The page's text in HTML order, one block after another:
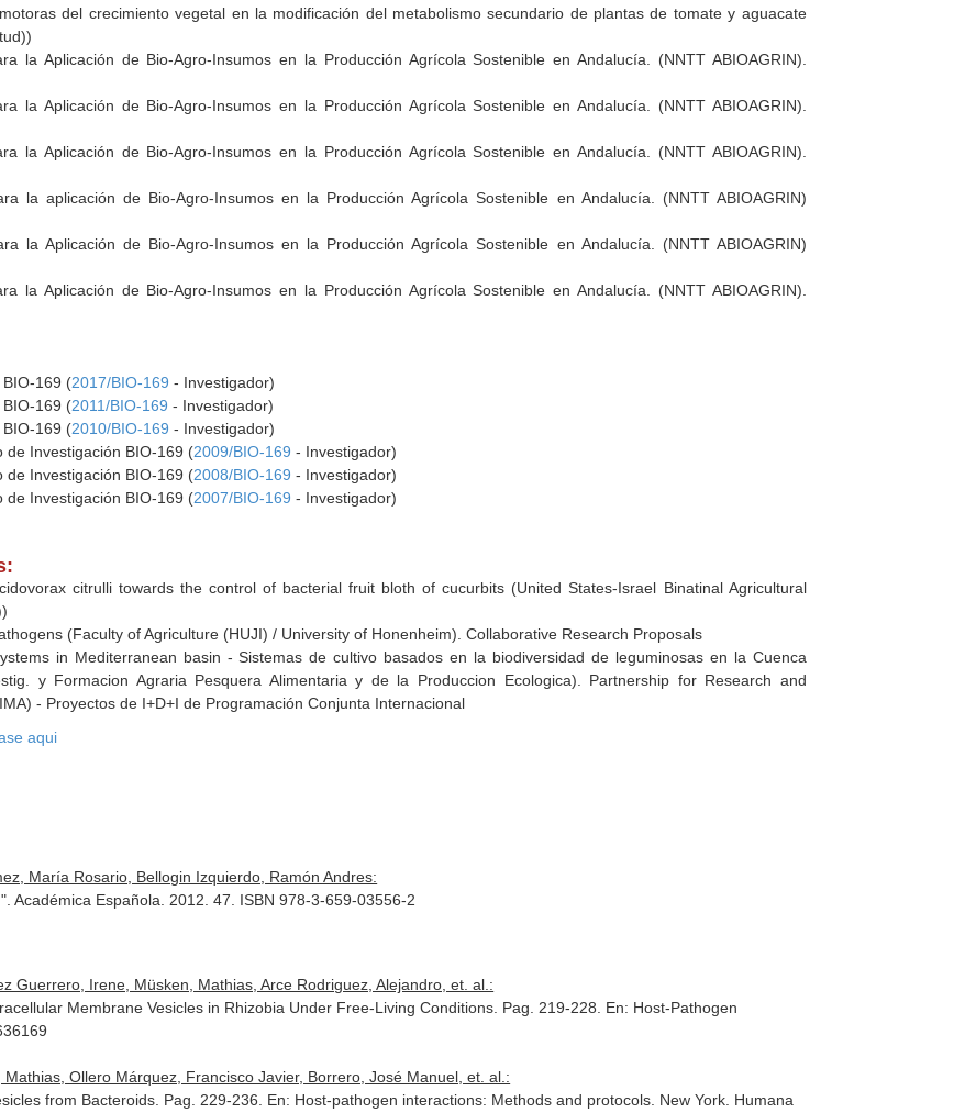
del crecimiento vegetal en la modificación del metabolismo secundario de plantas de tomate y aguacate
la Aplicación de Bio-Agro-Insumos en la Producción Agrícola Sostenible en Andalucía. (NNTT ABIOAGRIN).
la Aplicación de Bio-Agro-Insumos en la Producción Agrícola Sostenible en Andalucía. (NNTT ABIOAGRIN).
la Aplicación de Bio-Agro-Insumos en la Producción Agrícola Sostenible en Andalucía. (NNTT ABIOAGRIN).
la aplicación de Bio-Agro-Insumos en la Producción Agrícola Sostenible en Andalucía. (NNTT ABIOAGRIN)
la Aplicación de Bio-Agro-Insumos en la Producción Agrícola Sostenible en Andalucía. (NNTT ABIOAGRIN)
la Aplicación de Bio-Agro-Insumos en la Producción Agrícola Sostenible en Andalucía. (NNTT ABIOAGRIN).
169 (2017/BIO-169 - Investigador)
169 (2011/BIO-169 - Investigador)
169 (2010/BIO-169 - Investigador)
de Investigación BIO-169 (2009/BIO-169 - Investigador)
de Investigación BIO-169 (2008/BIO-169 - Investigador)
de Investigación BIO-169 (2007/BIO-169 - Investigador)
citrulli towards the control of bacterial fruit bloth of cucurbits (United States-Israel Binatinal Agricultural
(Faculty of Agriculture (HUJI) / University of Honenheim). Collaborative Research Proposals
in Mediterranean basin - Sistemas de cultivo basados en la biodiversidad de leguminosas en la Cuenca
y Formacion Agraria Pesquera Alimentaria y de la Produccion Ecologica). Partnership for Research and
- Proyectos de I+D+I de Programación Conjunta Internacional
aqui
María Rosario, Bellogin Izquierdo, Ramón Andres:
Académica Española. 2012. 47. ISBN 978-3-659-03556-2
Guerrero, Irene, Müsken, Mathias, Arce Rodriguez, Alejandro, et. al.:
Membrane Vesicles in Rhizobia Under Free-Living Conditions. Pag. 219-228. En: Host-Pathogen
Ollero Márquez, Francisco Javier, Borrero, José Manuel, et. al.:
from Bacteroids. Pag. 229-236. En: Host-pathogen interactions: Methods and protocols . New York. Humana